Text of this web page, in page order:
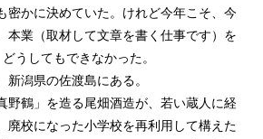
密かに決めていた。けれど今年こそ、今
本業（取材して文章を書く仕事です）を
うしてもできなかった。
新潟県の佐渡島にある。
野鶴」を造る尾畑酒造が、若い蔵人に経
廃校になった小学校を再利用して構えた